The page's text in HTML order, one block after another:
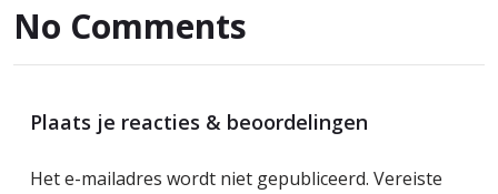
No Comments
Plaats je reacties & beoordelingen
Het e-mailadres wordt niet gepubliceerd. Vereiste